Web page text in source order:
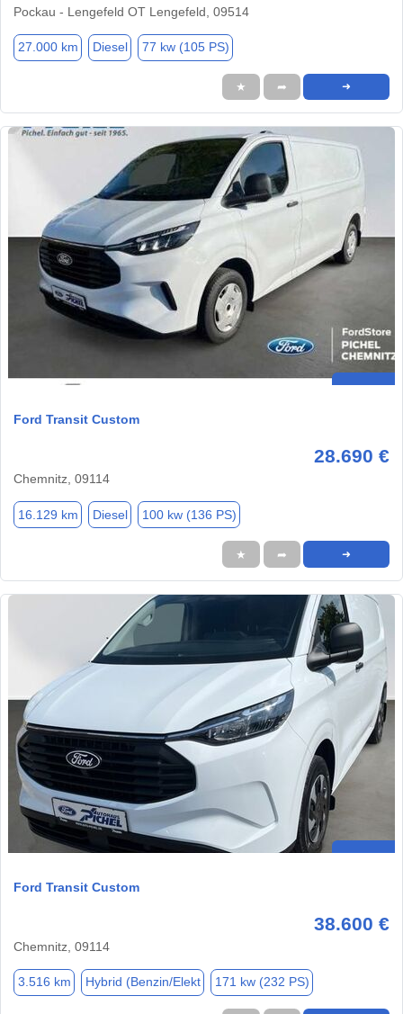
Pockau - Lengefeld OT Lengefeld, 09514
27.000 km Diesel 77 kw (105 PS)
★ ➦ ➜
Ford Transit Custom
28.690 €
Chemnitz, 09114
16.129 km Diesel 100 kw (136 PS)
★ ➦ ➜
Ford Transit Custom
38.600 €
Chemnitz, 09114
3.516 km Hybrid (Benzin/Elekt 171 kw (232 PS)